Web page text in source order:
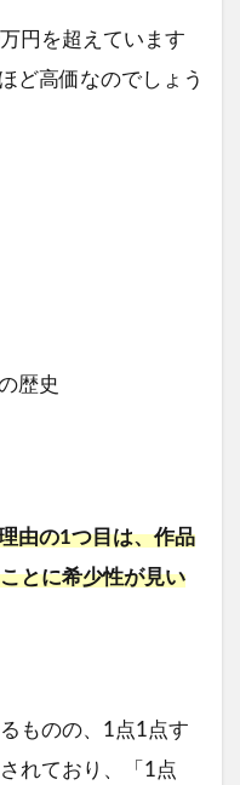
円を超えています
ど高価なのでしょう
歴史
由の1つ目は、作品
とに希少性が見い
ものの、1点1点す
れており、「1点